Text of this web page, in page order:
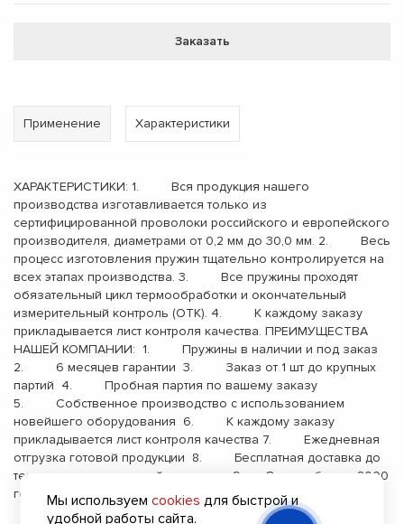
Заказать
Применение Характеристики
ХАРАКТЕРИСТИКИ: 1. Вся продукция нашего
производства изготавливается только из
сертифицированной проволоки российского и европейского
производителя, диаметрами от 0,2 мм до 30,0 мм. 2. Весь
процесс изготовления пружин тщательно контролируется на
всех этапах производства. 3. Все пружины проходят
обязательный цикл термообработки и окончательный
измерительный контроль (ОТК). 4. К каждому заказу
прикладывается лист контроля качества. ПРЕИМУЩЕСТВА
НАШЕЙ КОМПАНИИ: 1. Пружины в наличии и под заказ
2. 6 месяцев гарантии 3. Заказ от 1 шт до крупных
партий 4. Пробная партия по вашему заказу
5. Собственное производство с использованием
новейшего оборудования 6. К каждому заказу
прикладывается лист контроля качества 7. Ежедневная
отгрузка готовой продукции 8. Бесплатная доставка до
терминала транспортной компании 9. Опыт работы с 2000
года
Мы используемcookies для быстрой и
удобной работы сайта.